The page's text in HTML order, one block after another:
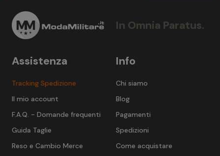
In Omnia Paratus.
Info
Chi siamo
Blog
Pagamenti
Spedizioni
Come acquistare
Assistenza
Tracking Spedizione
Il mio account
F.A.Q. - Domande frequenti
Guida Taglie
Reso e Cambio Merce